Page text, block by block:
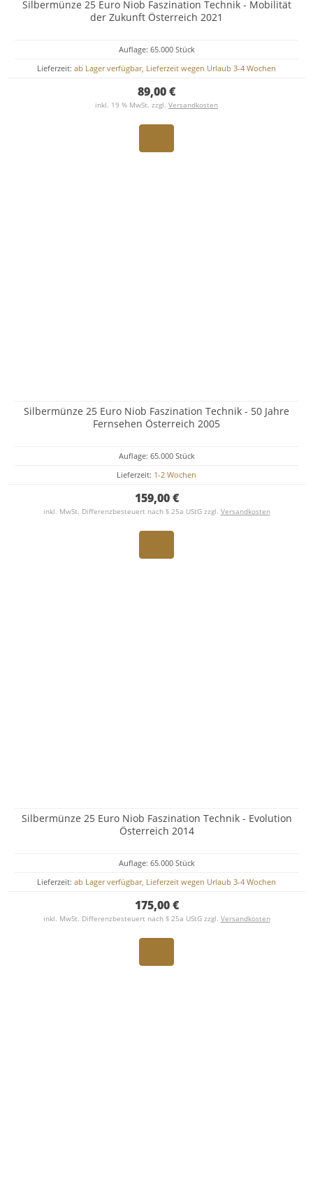
Silbermünze 25 Euro Niob Faszination Technik - Mobilität
der Zukunft Österreich 2021
Auflage: 65.000 Stück
Lieferzeit: ab Lager verfügbar, Lieferzeit wegen Urlaub 3-4 Wochen
89,00 €
inkl. 19 % MwSt. zzgl. Versandkosten
Silbermünze 25 Euro Niob Faszination Technik - 50 Jahre
Fernsehen Österreich 2005
Auflage: 65.000 Stück
Lieferzeit: 1-2 Wochen
159,00 €
inkl. MwSt. Differenzbesteuert nach § 25a UStG zzgl. Versandkosten
Silbermünze 25 Euro Niob Faszination Technik - Evolution
Österreich 2014
Auflage: 65.000 Stück
Lieferzeit: ab Lager verfügbar, Lieferzeit wegen Urlaub 3-4 Wochen
175,00 €
inkl. MwSt. Differenzbesteuert nach § 25a UStG zzgl. Versandkosten